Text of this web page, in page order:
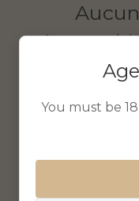
Aucun produit
You must be